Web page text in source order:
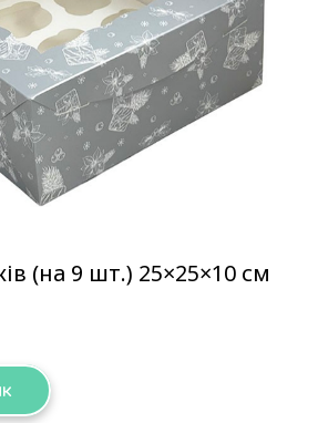
(на 9 шт.) 25×25×10 см